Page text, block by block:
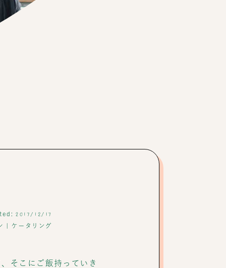
2017/12/17
ケータリング
そこにご飯持っていき